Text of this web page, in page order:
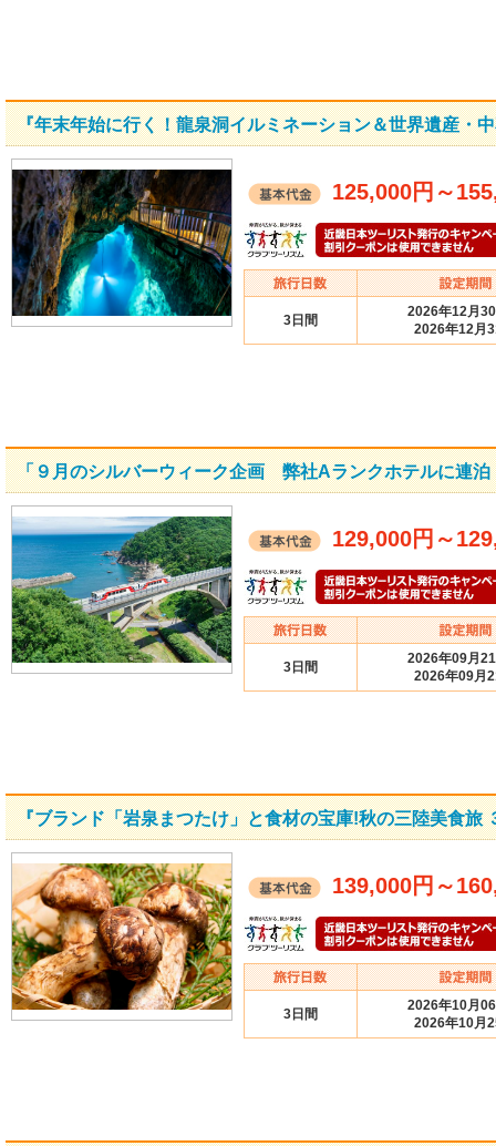
『年末年始に行く！龍泉洞イルミネーション＆世界遺産・
125,000円 ～
3日間
2026年12月
2026年12月
「９月のシルバーウィーク企画 弊社Aランクホテルに連
129,000円 ～
3日間
2026年09月
2026年09月
『ブランド「岩泉まつたけ」と食材の宝庫!秋の三陸美食旅
139,000円 ～
3日間
2026年10月
2026年10月